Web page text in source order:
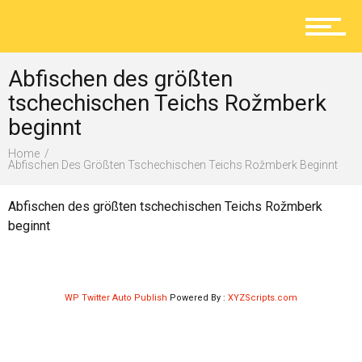
Lokal
Ratgeber
Service
Abfischen des größten
tschechischen Teichs Rožmberk
beginnt
Home
Abfischen Des Größten Tschechischen Teichs Rožmberk Beginnt
Abfischen des größten tschechischen Teichs Rožmberk
beginnt
WP Twitter Auto Publish Powered By : XYZScripts.com